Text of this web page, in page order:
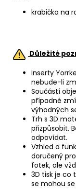
krabička na
Důležité
Inserty
nebude-li
Součástí
případné
výhodných
Trh s 3D
přizpůsobit.
odpovídat.
Vzhled a
doručený
fotek, ale
3D tisk je co
se mohou